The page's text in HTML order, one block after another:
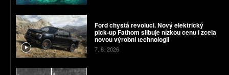
Ford chystá revoluci. Nový elektrický
pick-up Fathom slibuje nízkou cenu i zcela
novou výrobní technologii
7. 8. 2026